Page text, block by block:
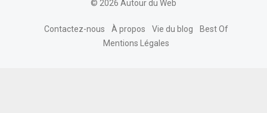
© 2026 Autour du Web
Contactez-nous À propos Vie du blog
Best Of
Mentions Légales